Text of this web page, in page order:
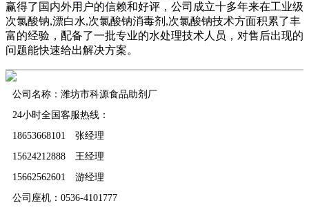
赢得了国内外用户的信赖和好评，公司成立十多年来在工业级
次氯酸钠,漂白水,次氯酸钠消毒剂,次氯酸钠技术方面积累了丰
富的经验，配备了一批专业的水处理技术人员，对售后出现的
问题能快速给出解决方案。
公司名称：潍坊市科源食品助剂厂
24小时全国客服热线：
18653668101 张经理
15624212888 王经理
15662562601 游经理
公司座机：0536-4101777